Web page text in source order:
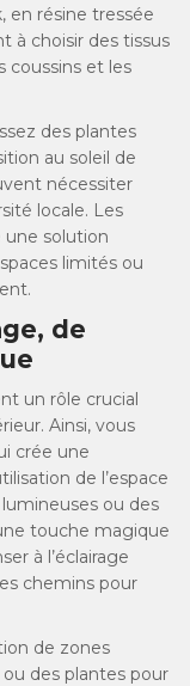
en résine tressée
à choisir des tissus
coussins et les
des plantes
au soleil de
nécessiter
locale. Les
solution
limités ou
de
un rôle crucial
Ainsi, vous
crée une
de l’espace
ou des
touche magique
à l’éclairage
chemins pour
de zones
ou des plantes pour